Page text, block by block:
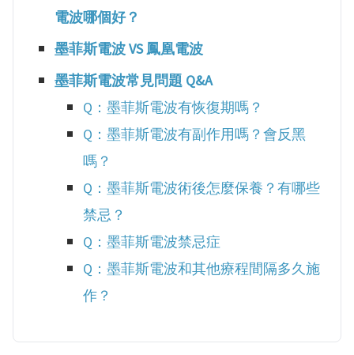
電波哪個好？
墨菲斯電波 VS 鳳凰電波
墨菲斯電波常見問題 Q&A
Q：墨菲斯電波有恢復期嗎？
Q：墨菲斯電波有副作用嗎？會反黑
嗎？
Q：墨菲斯電波術後怎麼保養？有哪些
禁忌？
Q：墨菲斯電波禁忌症
Q：墨菲斯電波和其他療程間隔多久施
作？